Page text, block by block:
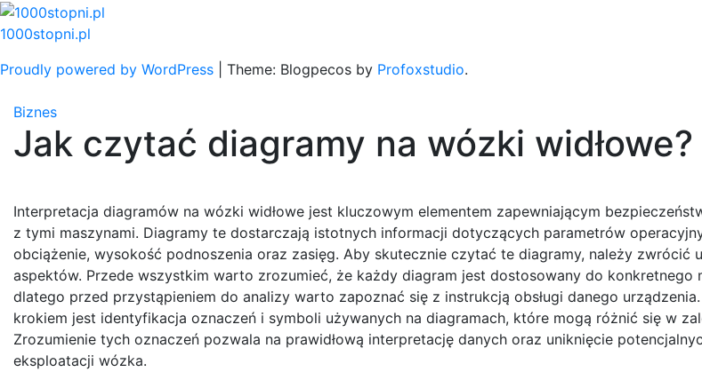
Skip
to
1000stopni.pl
Proudly powered by WordPress
Theme: Blogpecos by Profoxstudio.
Biznes
Jak czytać diagramy na wózki widłowe?
Interpretacja diagramów na wózki widłowe jest kluczowym elementem zapewniającym
z tymi maszynami. Diagramy te dostarczają istotnych informacji dotyczących parametrów
obciążenie, wysokość podnoszenia oraz zasięg. Aby skutecznie czytać te diagramy, należy zwrócić
aspektów. Przede wszystkim warto zrozumieć, że każdy diagram jest dostosowany do konkretnego
dlatego przed przystąpieniem do analizy warto zapoznać się z instrukcją obsługi danego
krokiem jest identyfikacja oznaczeń i symboli używanych na diagramach, które mogą różnić się w
Zrozumienie tych oznaczeń pozwala na prawidłową interpretację danych oraz uniknięcie
eksploatacji wózka.